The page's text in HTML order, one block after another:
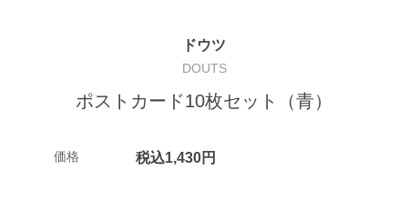
ドウツ
DOUTS
ポストカード10枚セット（青）
価格 税込1,430円